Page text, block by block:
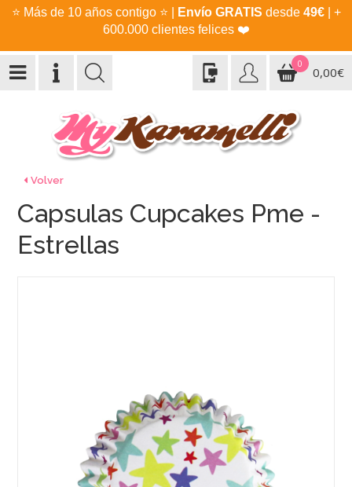
⭐ Más de 10 años contigo ⭐ Envío GRATIS desde 49€| +
600.000 clientes felices ❤️
0
0,00€
Volver
Capsulas Cupcakes Pme -
Estrellas